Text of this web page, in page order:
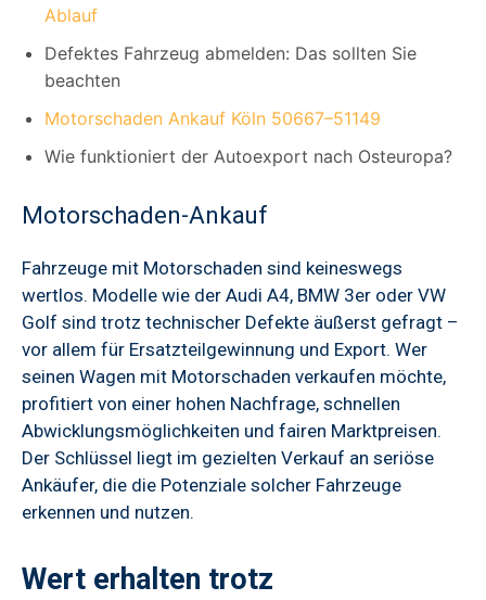
Ablauf
Defektes Fahrzeug abmelden: Das sollten Sie
beachten
Motorschaden Ankauf Köln 50667–51149
Wie funktioniert der Autoexport nach Osteuropa?
Motorschaden-Ankauf
Fahrzeuge mit Motorschaden sind keineswegs
wertlos. Modelle wie der Audi A4, BMW 3er oder VW
Golf sind trotz technischer Defekte äußerst gefragt –
vor allem für Ersatzteilgewinnung und Export. Wer
seinen Wagen mit Motorschaden verkaufen möchte,
profitiert von einer hohen Nachfrage, schnellen
Abwicklungsmöglichkeiten und fairen Marktpreisen.
Der Schlüssel liegt im gezielten Verkauf an seriöse
Ankäufer, die die Potenziale solcher Fahrzeuge
erkennen und nutzen.
Wert erhalten trotz